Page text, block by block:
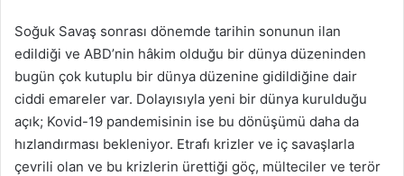
Soğuk Savaş sonrası dönemde tarihin sonunun ilan
edildiği ve ABD’nin hâkim olduğu bir dünya düzeninden
bugün çok kutuplu bir dünya düzenine gidildiğine dair
ciddi emareler var. Dolayısıyla yeni bir dünya kurulduğu
açık; Kovid-19 pandemisinin ise bu dönüşümü daha da
hızlandırması bekleniyor. Etrafı krizler ve iç savaşlarla
çevrili olan ve bu krizlerin ürettiği göç, mülteciler ve terör